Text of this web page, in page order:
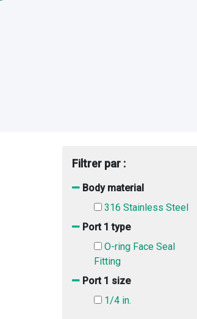
Filtrer par :
Body material
316 Stainless Steel
Port 1 type
O-ring Face Seal
Fitting
Port 1 size
1/4 in.